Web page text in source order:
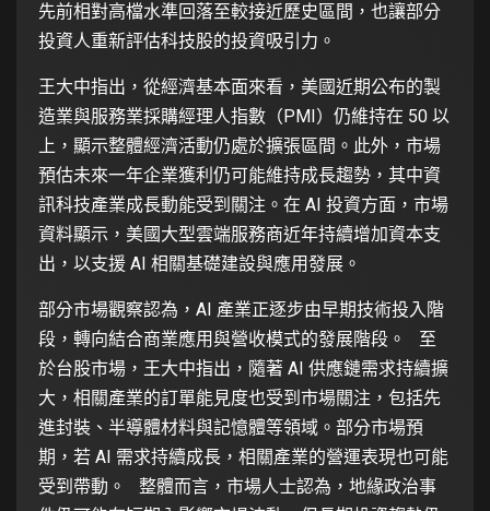
先前相對高檔水準回落至較接近歷史區間，也讓部分
投資人重新評估科技股的投資吸引力。
王大中指出，從經濟基本面來看，美國近期公布的製
造業與服務業採購經理人指數（PMI）仍維持在 50 以
上，顯示整體經濟活動仍處於擴張區間。此外，市場
預估未來一年企業獲利仍可能維持成長趨勢，其中資
訊科技產業成長動能受到關注。在 AI 投資方面，市場
資料顯示，美國大型雲端服務商近年持續增加資本支
出，以支援 AI 相關基礎建設與應用發展。
部分市場觀察認為，AI 產業正逐步由早期技術投入階
段，轉向結合商業應用與營收模式的發展階段。 至
於台股市場，王大中指出，隨著 AI 供應鏈需求持續擴
大，相關產業的訂單能見度也受到市場關注，包括先
進封裝、半導體材料與記憶體等領域。部分市場預
期，若 AI 需求持續成長，相關產業的營運表現也可能
受到帶動。 整體而言，市場人士認為，地緣政治事